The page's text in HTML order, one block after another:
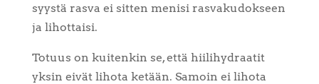
syystä rasva ei sitten menisi rasvakudokseen
ja lihottaisi.
Totuus on kuitenkin se, että hiilihydraatit
yksin eivät lihota ketään. Samoin ei lihota